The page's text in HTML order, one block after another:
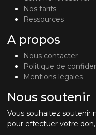
Nos tarifs
Ressources
A propos
Nous contacter
Politique de
Mentions légales
Nous soutenir
Vous souhaitez soutenir
pour effectuer votre don,